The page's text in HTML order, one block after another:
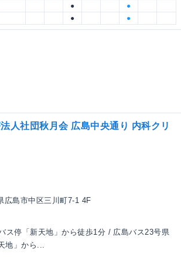
●
●
● ●
法人社団秋月会 広島中央通り 内科クリ
広島市中区三川町7-1 4F
ス停「新天地」から徒歩1分 / 広島バス23号県
地」から...